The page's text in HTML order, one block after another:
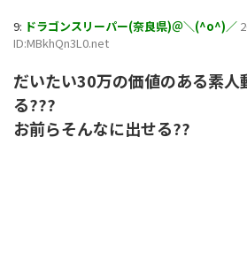
9: ドラゴンスリーパー(奈良県)＠＼(^o^)／
ID:MBkhQn3L0.net
だいたい30万の価値のある素人
る???
お前らそんなに出せる??